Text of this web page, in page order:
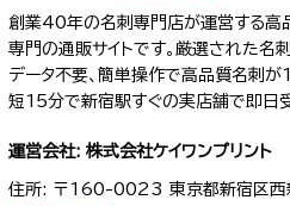
創業40年の名刺専門店が運営する高
専門の通販サイトです。厳選された名
データ不要、簡単操作で高品質名刺
短15分で新宿駅すぐの実店舗で即日
運営会社: 株式会社ケイワンプリント
住所: 〒160-0023 東京都新宿区